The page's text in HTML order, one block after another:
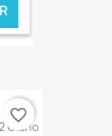
Ciano
favorite_border